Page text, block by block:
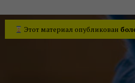
Этот материал опубликован